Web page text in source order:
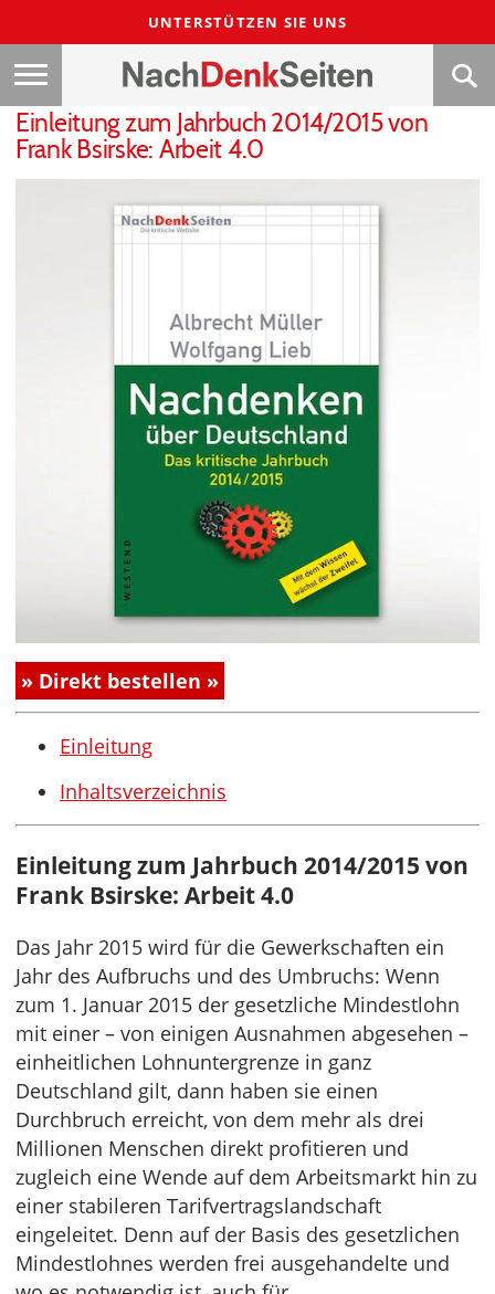
UNTERSTÜTZEN SIE UNS
Einleitung zum Jahrbuch 2014/2015 von
Frank Bsirske: Arbeit 4.0
» Direkt bestellen »
Einleitung
Inhaltsverzeichnis
Einleitung zum Jahrbuch 2014/2015 von
Frank Bsirske: Arbeit 4.0
Das Jahr 2015 wird für die Gewerkschaften ein
Jahr des Aufbruchs und des Umbruchs: Wenn
zum 1. Januar 2015 der gesetzliche Mindestlohn
mit einer – von einigen Ausnahmen abgesehen –
einheitlichen Lohnuntergrenze in ganz
Deutschland gilt, dann haben sie einen
Durchbruch erreicht, von dem mehr als drei
Millionen Menschen direkt profitieren und
zugleich eine Wende auf dem Arbeitsmarkt hin zu
einer stabileren Tarifvertragslandschaft
eingeleitet. Denn auf der Basis des gesetzlichen
Mindestlohnes werden frei ausgehandelte und